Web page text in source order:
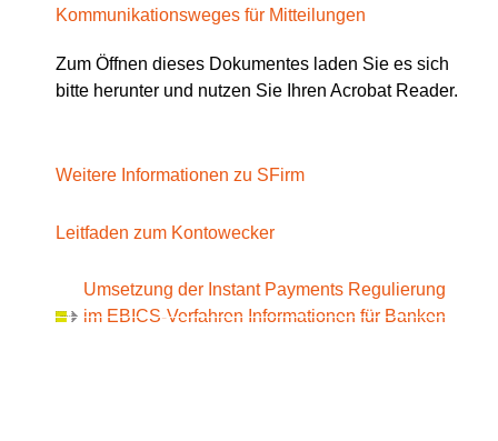
Kommunikationsweges für Mitteilungen
Zum Öffnen dieses Dokumentes laden Sie es sich
bitte herunter und nutzen Sie Ihren Acrobat Reader.
Weitere Informationen zu SFirm
Leitfaden zum Kontowecker
Umsetzung der Instant Payments Regulierung
im EBICS-Verfahren Informationen für Banken